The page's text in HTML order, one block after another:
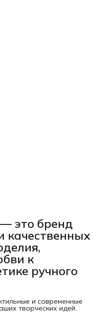
— это бренд
качественных
к
ручного
и современные
творческих идей.